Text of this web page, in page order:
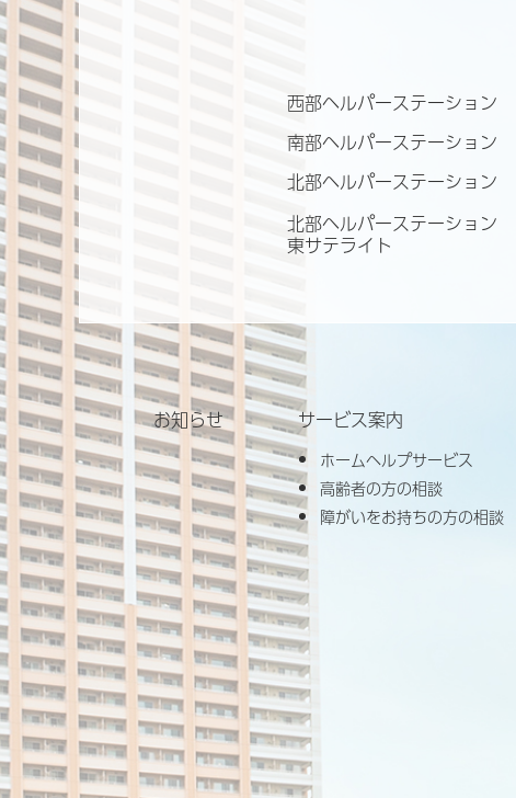
西部ヘルパーステーション
南部ヘルパーステーション
北部ヘルパーステーション
北部ヘルパーステーション
東サテライト
お知らせ サービス案内
ホームヘルプサービス
高齢者の方の相談
障がいをお持ちの方の相談